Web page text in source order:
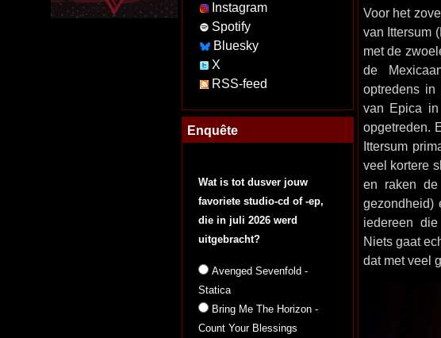
Instagram
Spotify
Bluesky
X
RSS-feed
Enquête
Wat is tot dusver jouw
favoriete studio-cd of -ep,
die in juli 2026 werd
uitgebracht?
Avenged Sevenfold -
Statica
Bring Me The Horizon -
Count Your Blessings
Voor het
van Ittersum
met de
de
optredens
van Epica
opgetreden.
Ittersum
veel kortere
en raken
iedereen
Niets gaat
dat met veel